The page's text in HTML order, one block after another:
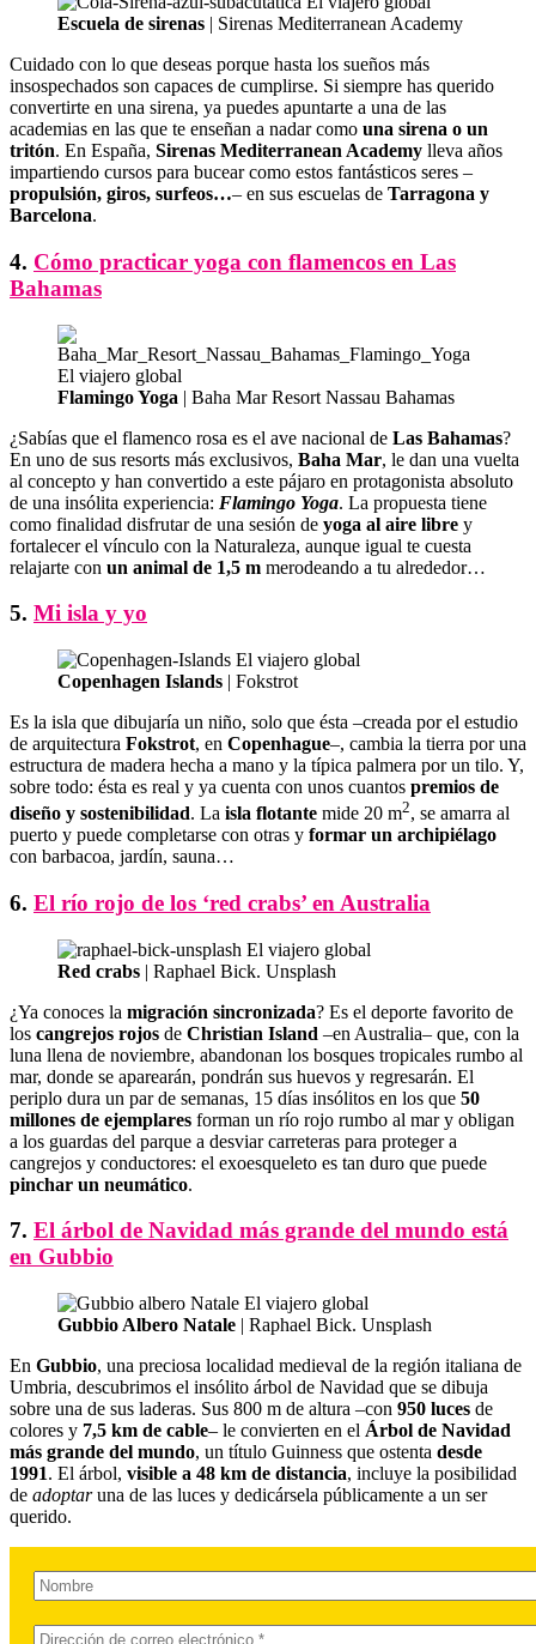
Escuela de sirenas | Sirenas Mediterranean Academy
Cuidado con lo que deseas porque hasta los sueños más
insospechados son capaces de cumplirse. Si siempre has querido
convertirte en una sirena, ya puedes apuntarte a una de las
academias en las que te enseñan a nadar como una sirena o un
tritón. En España, Sirenas Mediterranean Academy lleva años
impartiendo cursos para bucear como estos fantásticos seres –
propulsión, giros, surfeos…– en sus escuelas de Tarragona y
Barcelona.
4. Cómo practicar yoga con flamencos en Las
Bahamas
Flamingo Yoga | Baha Mar Resort Nassau Bahamas
¿Sabías que el flamenco rosa es el ave nacional de Las Bahamas?
En uno de sus resorts más exclusivos, Baha Mar, le dan una vuelta
al concepto y han convertido a este pájaro en protagonista absoluto
de una insólita experiencia: Flamingo Yoga. La propuesta tiene
como finalidad disfrutar de una sesión de yoga al aire libre y
fortalecer el vínculo con la Naturaleza, aunque igual te cuesta
relajarte con un animal de 1,5 m merodeando a tu alrededor…
5. Mi isla y yo
Copenhagen Islands | Fokstrot
Es la isla que dibujaría un niño, solo que ésta –creada por el estudio
de arquitectura Fokstrot, en Copenhague–, cambia la tierra por una
estructura de madera hecha a mano y la típica palmera por un tilo. Y,
sobre todo: ésta es real y ya cuenta con unos cuantos premios de
diseño y sostenibilidad. La isla flotante mide 20 m2, se amarra al
puerto y puede completarse con otras y formar un archipiélago
con barbacoa, jardín, sauna…
6. El río rojo de los ‘red crabs’ en Australia
Red crabs | Raphael Bick. Unsplash
¿Ya conoces la migración sincronizada? Es el deporte favorito de
los cangrejos rojos de Christian Island –en Australia– que, con la
luna llena de noviembre, abandonan los bosques tropicales rumbo al
mar, donde se aparearán, pondrán sus huevos y regresarán. El
periplo dura un par de semanas, 15 días insólitos en los que 50
millones de ejemplares forman un río rojo rumbo al mar y obligan
a los guardas del parque a desviar carreteras para proteger a
cangrejos y conductores: el exoesqueleto es tan duro que puede
pinchar un neumático.
7. El árbol de Navidad más grande del mundo está
en Gubbio
Gubbio Albero Natale | Raphael Bick. Unsplash
En Gubbio, una preciosa localidad medieval de la región italiana de
Umbria, descubrimos el insólito árbol de Navidad que se dibuja
sobre una de sus laderas. Sus 800 m de altura –con 950 luces de
colores y 7,5 km de cable– le convierten en el Árbol de Navidad
más grande del mundo, un título Guinness que ostenta desde
1991. El árbol, visible a 48 km de distancia, incluye la posibilidad
de adoptaruna de las luces y dedicársela públicamente a un ser
querido.